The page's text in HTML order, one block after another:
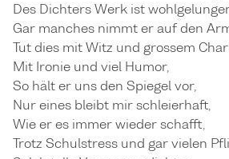
Des Dichters Werk ist
Gar manches nimmt er auf den
Tut dies mit Witz und grossem
Mit Ironie und viel Humor,
So hält er uns den Spiegel vor,
Nur eines bleibt mir schleierhaft,
Wie er es immer wieder schafft,
Trotz Schulstress und gar vielen